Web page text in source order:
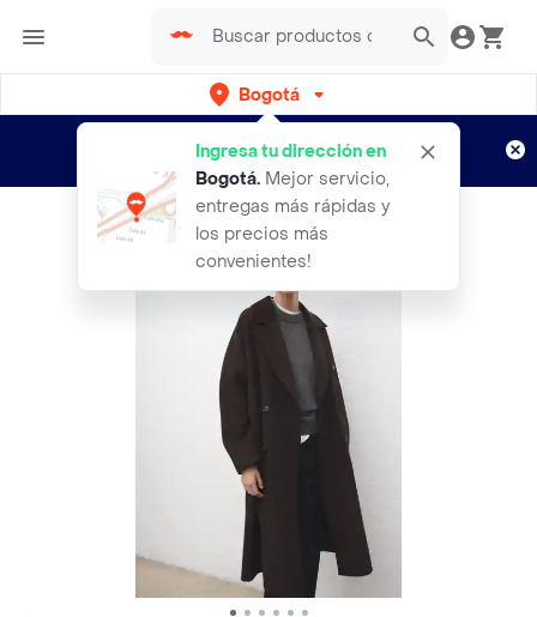
Bogotá
Ingresa tu dirección en
Bogotá. Mejor servicio,
entregas más rápidas y
los precios más
convenientes!
envíos gratis por semanas
Aplican TyC